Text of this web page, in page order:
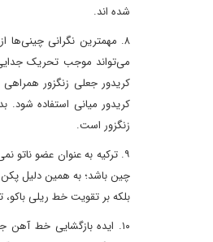
شده اند.
۸. مهمترین نگرانی چینی‌ها
می‌تواند موجب تحریک جدایی
کریدور جعلی زنگزور
کریدور میانی استفاده
زنگزور است.
چین باشد؛ به همین دلیل پکن
بلکه بر تقویت خط ریلی
۱۰. ایده بازگشایی خط آهن